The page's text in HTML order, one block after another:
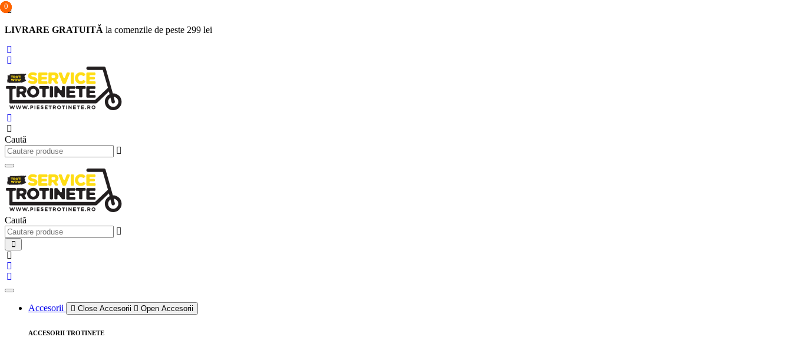
Sari
conținut
LIVRARE GRATUITĂ la comenzile de peste 299 lei
0
Caută
Caută
0
0
Accesorii Close Accesorii Open Accesorii
ACCESORII TROTINETE